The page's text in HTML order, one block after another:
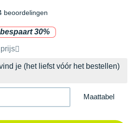
beoordelingen
30%
verkoopprijs
je (het liefst vóór het bestellen)
Maattabel